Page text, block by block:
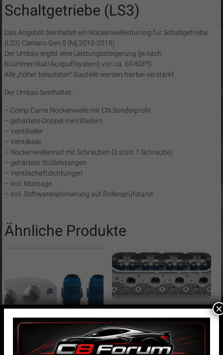
Schaltgetriebe (LS3)
Das Angebot beinhaltet ein Nockenwellentuning für Schaltgetriebe
(LS3) Camaro Gen.5 (Mj 2010-2015)
Der Umbau ergibt eine Leistungssteigerung (je nach
Krümmer/Kat/Auspuffsystem) von ca. 60-80PS
Alle „höher belasteten“ Bauteile werden hierbei verstärkt.
Der Umbau beinhaltet:
– Comp Cams Nockenwelle mit CN Sonderprofil
– gehärtete Doppel-Ventilfedern
– Ventilteller
– Ventilkeile
– Nockenwellenrad mit Schrauben (3 statt 1 Schraube)
– gehärtete Stößelstangen
– Ventilschaftdichtungen
– incl. Montage
– incl. Softwareoptimierung auf Rollenprüfstand
Ähnliche Produkte
×